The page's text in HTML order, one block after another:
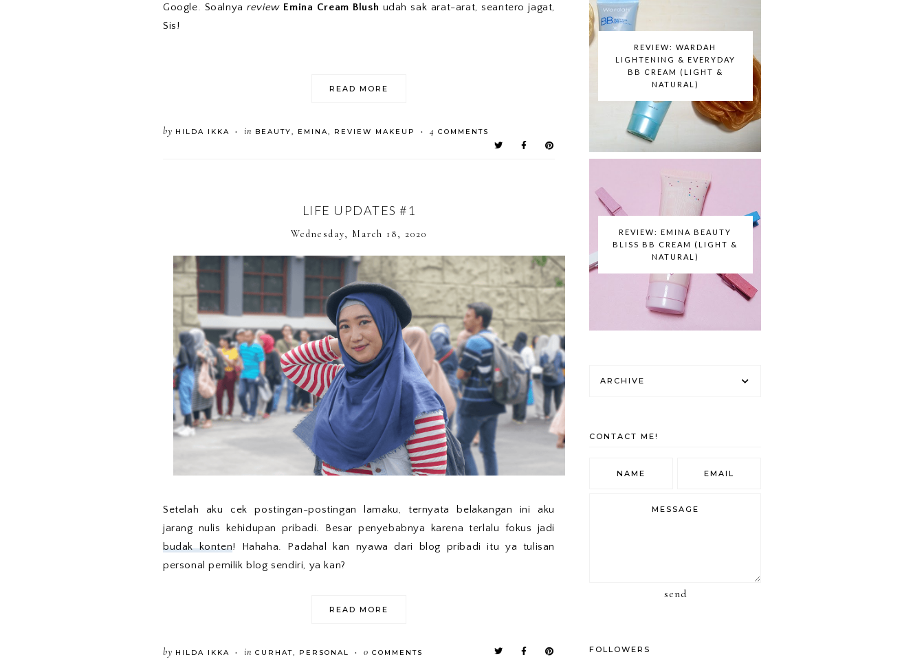
Google. Soalnyareview Emina Cream Blush udah sak arat-arat, seantero jagat,
Sis!
READ MORE
by HILDA IKKA • in BEAUTY, EMINA, REVIEW MAKEUP • 4 COMMENTS
LIFE UPDATES #1
Wednesday, March 18, 2020
Setelah aku cek postingan-postingan lamaku, ternyata belakangan ini aku
jarang nulis kehidupan pribadi. Besar penyebabnya karena terlalu fokus jadi
budak konten! Hahaha. Padahal kan nyawa dari blog pribadi itu ya tulisan
personal pemilik blog sendiri, ya kan?
READ MORE
by HILDA IKKA • in CURHAT, PERSONAL • 0 COMMENTS
REVIEW: WARDAH
LIGHTENING & EVERYDAY
BB CREAM (LIGHT &
NATURAL)
REVIEW: EMINA BEAUTY
BLISS BB CREAM (LIGHT &
NATURAL)
ARCHIVE
CONTACT ME!
send
FOLLOWERS